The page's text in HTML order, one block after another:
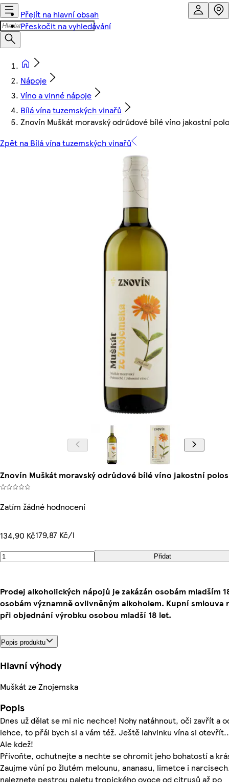
Přejít na hlavní obsah
Přeskočit na vyhledávání
Nápoje
Víno a vinné nápoje
Bílá vína tuzemských vinařů
Znovín Muškát moravský odrůdové bílé víno jakostní
Zpět na Bílá vína tuzemských vinařů
Znovín Muškát moravský odrůdové bílé víno jakostní
Zatím žádné hodnocení
134,90 Kč179,87 Kč/l
Přidat
Prodej alkoholických nápojů je zakázán osobám mladším
osobám významně ovlivněným alkoholem. Kupní smlouva
při objednání výrobku osobou mladší 18 let.
Popis produktu
Hlavní výhody
Muškát ze Znojemska
Popis
Dnes už dělat se mi nic nechce! Nohy natáhnout, oči zavřít a
lehce, to přál bych si a vám též. Ještě lahvinku vína si
Ale kdež!
Přivoňte, ochutnejte a nechte se ohromit jeho bohatostí a
Zaujme vůní po žlutém melounu, ananasu, limetce i
naleznete pestrou paletu tropického ovoce od citrusů až po